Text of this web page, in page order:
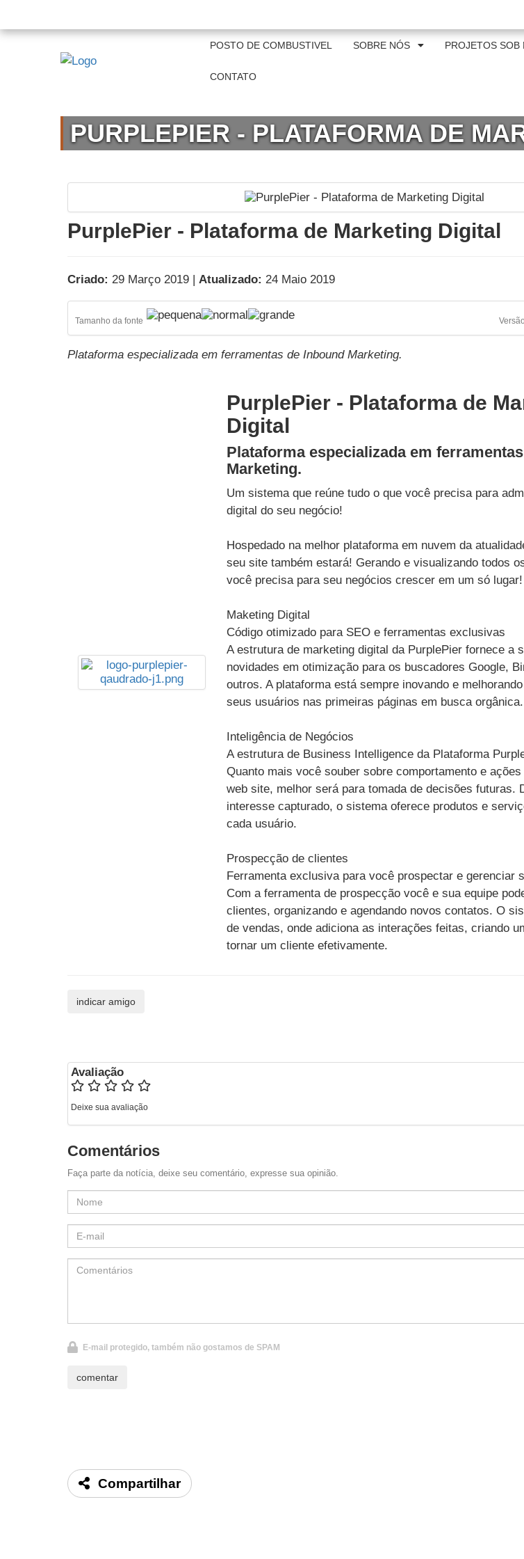
POSTO DE COMBUSTIVEL SOBRE NÓS PROJETOS SOB
CONTATO
PURPLEPIER - PLATAFORMA DE
PurplePier - Plataforma de Marketing Digital
Criado: 29 Março 2019 | Atualizado: 24 Maio 2019
Tamanho da fonte
Plataforma especializada em ferramentas de Inbound Marketing.
PurplePier - Plataforma de
Digital
Plataforma especializada em
Marketing.
Um sistema que reúne tudo o que você precisa para
digital do seu negócio!
Hospedado na melhor plataforma em nuvem da
seu site também estará! Gerando e visualizando todos
você precisa para seu negócios crescer em um só lugar!
Maketing Digital
Código otimizado para SEO e ferramentas exclusivas
A estrutura de marketing digital da PurplePier fornece a
novidades em otimização para os buscadores Google,
outros. A plataforma está sempre inovando e
seus usuários nas primeiras páginas em busca orgânica.
Inteligência de Negócios
A estrutura de Business Intelligence da Plataforma
Quanto mais você souber sobre comportamento e
web site, melhor será para tomada de decisões futuras.
interesse capturado, o sistema oferece produtos e
cada usuário.
Prospecção de clientes
Ferramenta exclusiva para você prospectar e gerenciar
Com a ferramenta de prospecção você e sua equipe
clientes, organizando e agendando novos contatos. O
de vendas, onde adiciona as interações feitas, criando
tornar um cliente efetivamente.
Avaliação
Deixe sua avaliação
Comentários
Faça parte da notícia, deixe seu comentário, expresse sua opinião.
E-mail protegido, também não gostamos de SPAM
Compartilhar